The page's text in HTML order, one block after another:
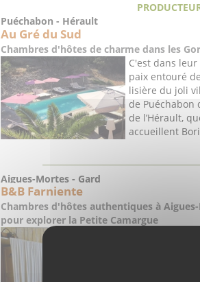
Puéchabon - Hérault
Au Gré du Sud
Chambres d'hôtes de charme dans les
C'est dans
paix entouré
lisière du joli
de Puéchabon
de l’Hérault,
accueillent
Aigues-Mortes - Gard
B&B Farniente
Chambres d'hôtes authentiques à
pour explorer la Petite Camargue